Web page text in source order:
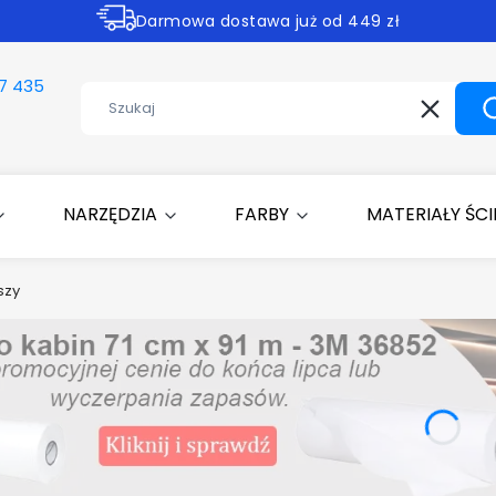
Darmowa dostawa już od 449 zł
435
Wyczyść
NARZĘDZIA FARBY MATERIAŁY